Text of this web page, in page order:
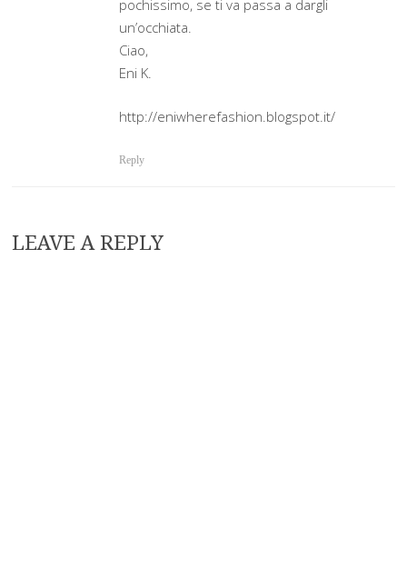
pochissimo, se ti va passa a dargli
un’occhiata.
Ciao,
Eni K.
http://eniwherefashion.blogspot.it/
Reply
LEAVE A REPLY